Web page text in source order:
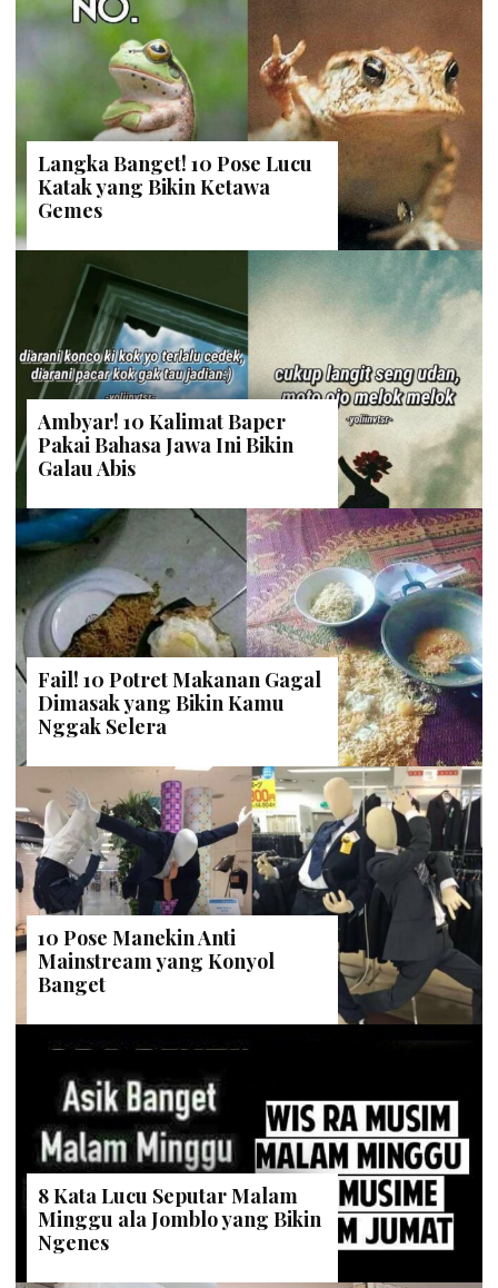
Langka Banget! 10 Pose Lucu
Katak yang Bikin Ketawa
Gemes
Ambyar! 10 Kalimat Baper
Pakai Bahasa Jawa Ini Bikin
Galau Abis
Fail! 10 Potret Makanan Gagal
Dimasak yang Bikin Kamu
Nggak Selera
10 Pose Manekin Anti
Mainstream yang Konyol
Banget
8 Kata Lucu Seputar Malam
Minggu ala Jomblo yang Bikin
Ngenes